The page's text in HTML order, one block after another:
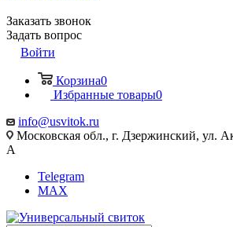
Заказать звонок
Задать вопрос
Войти
Корзина0
Избранные товары0
info@usvitok.ru
Московская обл., г. Дзержинский, ул.
А
Telegram
MAX